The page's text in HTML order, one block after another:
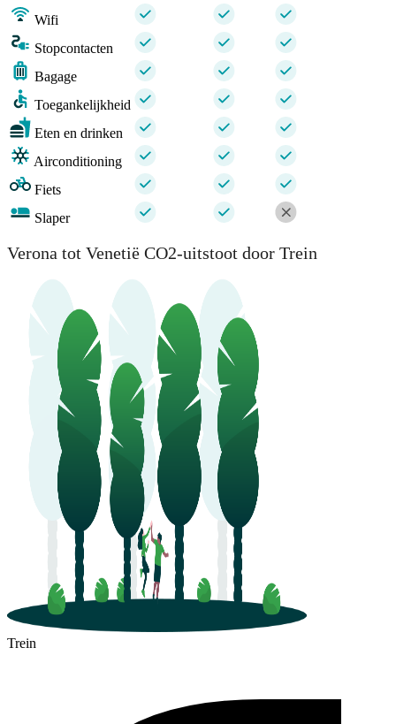
Wifi
Stopcontacten
Bagage
Toegankelijkheid
Eten en drinken
Airconditioning
Fiets
Slaper
Verona tot Venetië CO2-uitstoot door Trein
Trein